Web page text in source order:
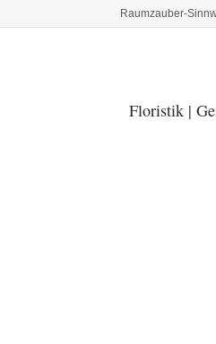
Raumzauber-
Floristik |